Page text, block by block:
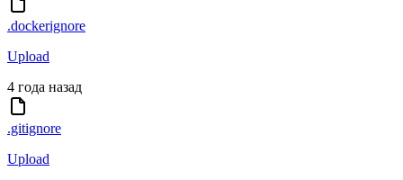
.dockerignore
Upload
4 года назад
.gitignore
Upload